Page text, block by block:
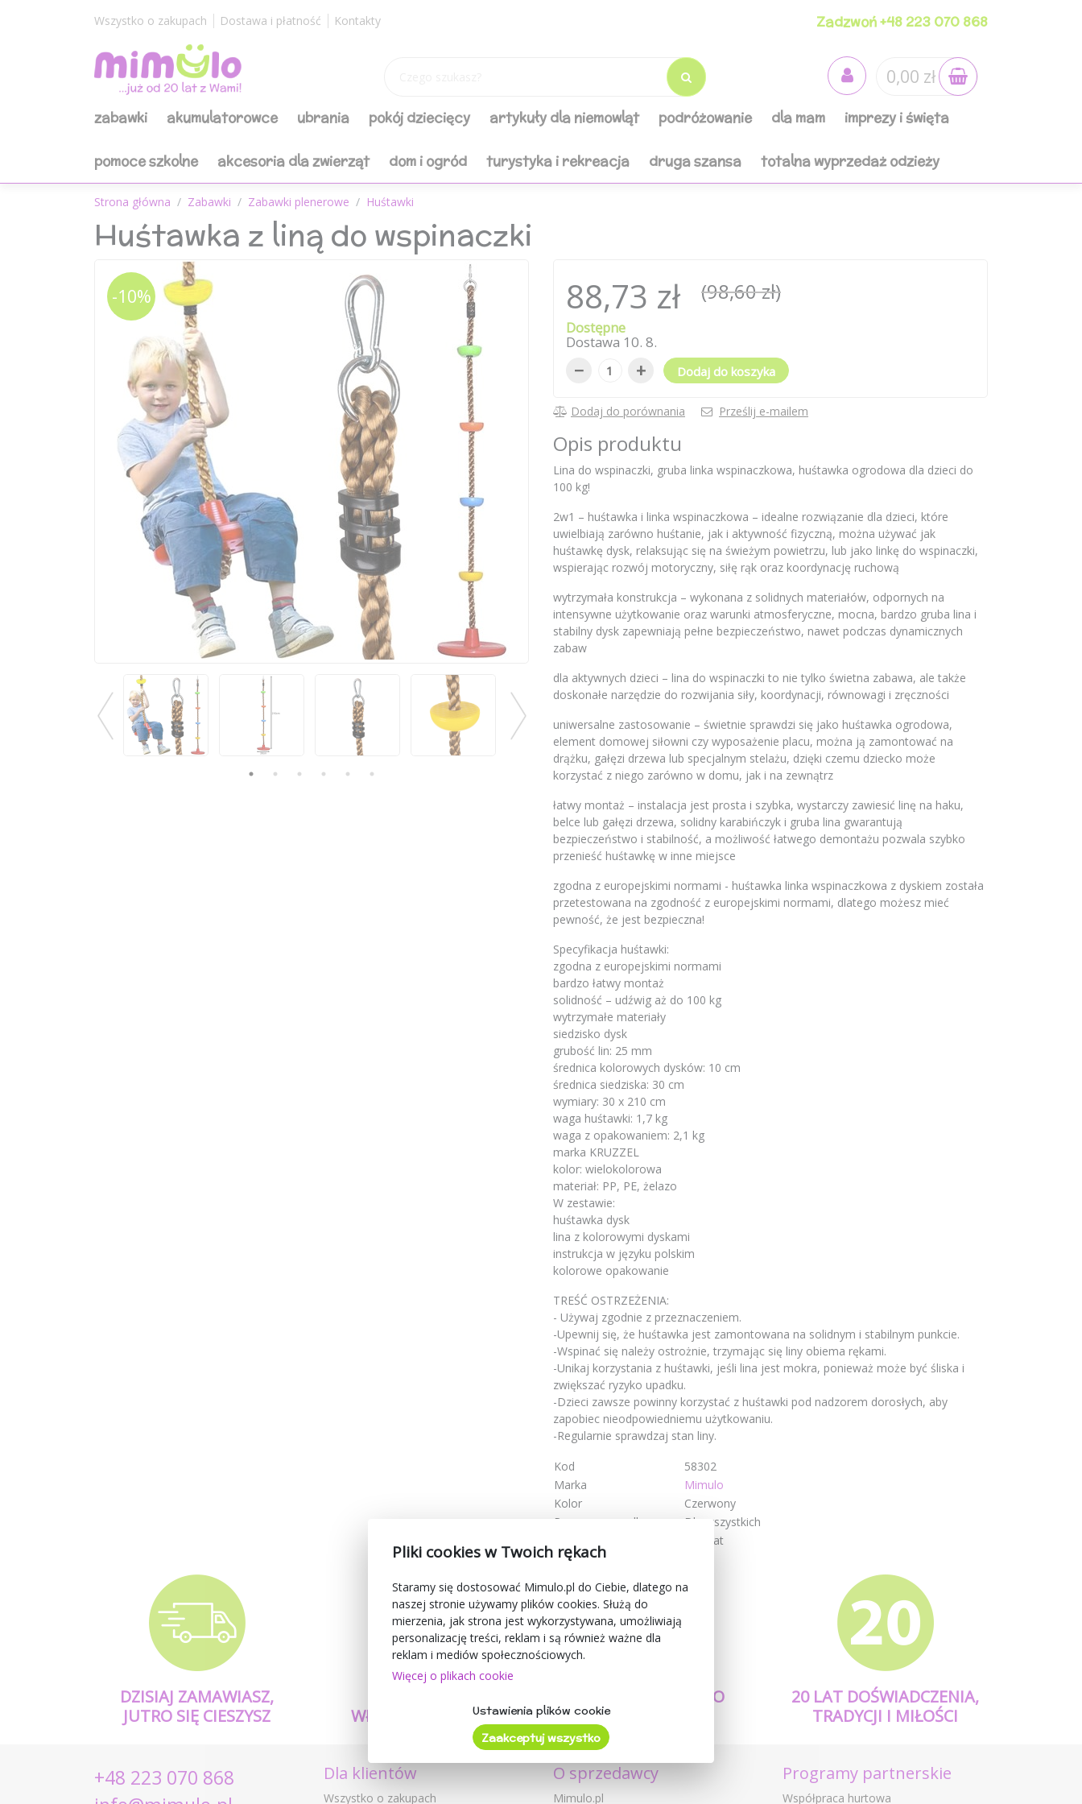
Wszystko o zakupach Dostawa i płatność Kontakty Zadzwoń +48 223 070 868
0,00 zł
zabawki akumulatorowce ubrania pokój dziecięcy artykuły dla niemowląt podróżowanie dla mam imprezy i święta
pomoce szkolne akcesoria dla zwierząt dom i ogród turystyka i rekreacja druga szansa totalna wyprzedaż odzieży
Strona główna Zabawki Zabawki plenerowe Huśtawki
Huśtawka z liną do wspinaczki
-10% 88,73 zł (98,60 zł)
Dostępne
Dostawa 10. 8.
− + Dodaj do koszyka
Dodaj do porównania Prześlij e-mailem
Opis produktu
Lina do wspinaczki, gruba linka wspinaczkowa, huśtawka ogrodowa dla dzieci do
100 kg!
2w1 – huśtawka i linka wspinaczkowa – idealne rozwiązanie dla dzieci, które
uwielbiają zarówno huśtanie, jak i aktywność fizyczną, można używać jak
huśtawkę dysk, relaksując się na świeżym powietrzu, lub jako linkę do wspinaczki,
wspierając rozwój motoryczny, siłę rąk oraz koordynację ruchową
wytrzymała konstrukcja – wykonana z solidnych materiałów, odpornych na
intensywne użytkowanie oraz warunki atmosferyczne, mocna, bardzo gruba lina i
stabilny dysk zapewniają pełne bezpieczeństwo, nawet podczas dynamicznych
zabaw
dla aktywnych dzieci – lina do wspinaczki to nie tylko świetna zabawa, ale także
doskonałe narzędzie do rozwijania siły, koordynacji, równowagi i zręczności
uniwersalne zastosowanie – świetnie sprawdzi się jako huśtawka ogrodowa,
element domowej siłowni czy wyposażenie placu, można ją zamontować na
drążku, gałęzi drzewa lub specjalnym stelażu, dzięki czemu dziecko może
korzystać z niego zarówno w domu, jak i na zewnątrz
łatwy montaż – instalacja jest prosta i szybka, wystarczy zawiesić linę na haku,
belce lub gałęzi drzewa, solidny karabińczyk i gruba lina gwarantują
bezpieczeństwo i stabilność, a możliwość łatwego demontażu pozwala szybko
przenieść huśtawkę w inne miejsce
zgodna z europejskimi normami - huśtawka linka wspinaczkowa z dyskiem została
przetestowana na zgodność z europejskimi normami, dlatego możesz mieć
pewność, że jest bezpieczna!
Specyfikacja huśtawki:
zgodna z europejskimi normami
bardzo łatwy montaż
solidność – udźwig aż do 100 kg
wytrzymałe materiały
siedzisko dysk
grubość lin: 25 mm
średnica kolorowych dysków: 10 cm
średnica siedziska: 30 cm
wymiary: 30 x 210 cm
waga huśtawki: 1,7 kg
waga z opakowaniem: 2,1 kg
marka KRUZZEL
kolor: wielokolorowa
materiał: PP, PE, żelazo
W zestawie:
huśtawka dysk
lina z kolorowymi dyskami
instrukcja w języku polskim
kolorowe opakowanie
TREŚĆ OSTRZEŻENIA:
- Używaj zgodnie z przeznaczeniem.
-Upewnij się, że huśtawka jest zamontowana na solidnym i stabilnym punkcie.
-Wspinać się należy ostrożnie, trzymając się liny obiema rękami.
-Unikaj korzystania z huśtawki, jeśli lina jest mokra, ponieważ może być śliska i
zwiększać ryzyko upadku.
-Dzieci zawsze powinny korzystać z huśtawki pod nadzorem dorosłych, aby
zapobiec nieodpowiedniemu użytkowaniu.
-Regularnie sprawdzaj stan liny.
Kod
58302
Marka
Mimulo
Kolor
Czerwony
Przeznaczony dla
Dla wszystkich
od 3 lat
DZISIAJ ZAMAWIASZ,
JUTRO SIĘ CIESZYSZ
WŁASNE PRODUKTY
BEZPIECZEŃSTWO
20 LAT DOŚWIADCZENIA,
TRADYCJI I MIŁOŚCI
+48 223 070 868
Dla klientów
Wszystko o zakupach
O sprzedawcy
Mimulo.pl
Programy partnerskie
Współpraca hurtowa
Pliki cookies w Twoich rękach
Staramy się dostosować Mimulo.pl do Ciebie, dlatego na
naszej stronie używamy plików cookies. Służą do
mierzenia, jak strona jest wykorzystywana, umożliwiają
personalizację treści, reklam i są również ważne dla
reklam i mediów społecznościowych.
Więcej o plikach cookie
Ustawienia plików cookie
Zaakceptuj wszystko